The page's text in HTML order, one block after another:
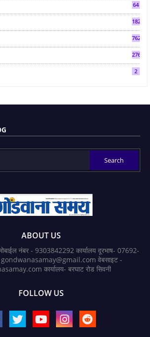
64
182
7624
2763
2
ABOUT US
नंबर - 9303842292 कार्यालय दूरभाष- 07692-
वेबसाइट -
कार्यालय- बरघाट रोड सिवनी
FOLLOW US